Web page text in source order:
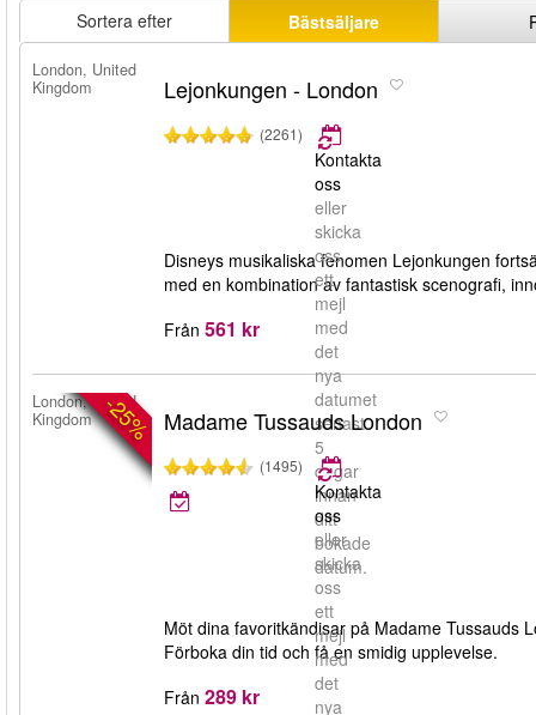
Sortera efter Bästsäljare
London, United
Kingdom
Lejonkungen - London
(2261)
Kontakta
oss
eller
skicka
oss
ett
mejl
med
det
nya
datumet
senast
5
dagar
innan
ditt
bokade
datum.
Disneys musikaliska fenomen Lejonkungen
med en kombination av fantastisk scenografi,
Från 561 kr
-25%
London, United
Kingdom
Madame Tussauds London
(1495)
Kontakta
oss
eller
skicka
oss
ett
mejl
med
det
nya
Möt dina favoritkändisar på Madame Tussauds
Förboka din tid och få en smidig upplevelse.
Från 289 kr